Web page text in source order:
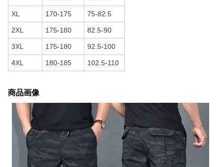
XL 170-175 75-82.5
2XL 175-180 82.5-90
3XL 175-180 92.5-100
4XL 180-185 102.5-110
商品画像